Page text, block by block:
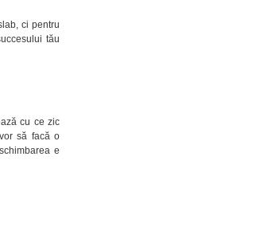
ci pentru
tău
cu ce zic
să facă o
e